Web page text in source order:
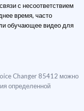
с несоответствием
время, часто
обучающее видео для
Changer 85412 можно
определенной